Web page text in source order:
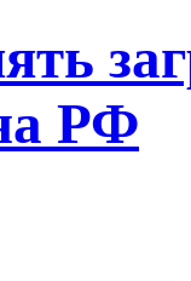
РФ